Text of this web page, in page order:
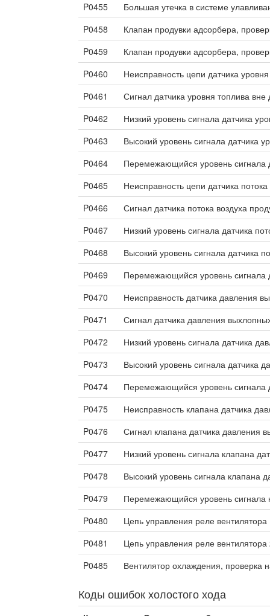
P0455
Большая утечка в системе
P0458
Клапан продувки адсорбера,
P0459
Клапан продувки адсорбера,
P0460
Неисправность цепи датчика
P0461
Сигнал датчика уровня топлива
P0462
Низкий уровень сигнала датчика
P0463
Высокий уровень сигнала датчика
P0464
Перемежающийся уровень сигнала
P0465
Неисправность цепи датчика
P0466
Сигнал датчика потока воздуха
P0467
Низкий уровень сигнала датчика
P0468
Высокий уровень сигнала датчика
P0469
Перемежающийся уровень сигнала
P0470
Неисправность датчика давления
P0471
Сигнал датчика давления
P0472
Низкий уровень сигнала датчика
P0473
Высокий уровень сигнала датчика
P0474
Перемежающийся уровень сигнала
P0475
Неисправность клапана датчика
P0476
Сигнал клапана датчика давления
P0477
Низкий уровень сигнала клапана
P0478
Высокий уровень сигнала клапана
P0479
Перемежающийся уровень сигнала
P0480
Цепь управления реле
P0481
Цепь управления реле
P0485
Вентилятор охлаждения, проверка
Коды ошибок холостого хода